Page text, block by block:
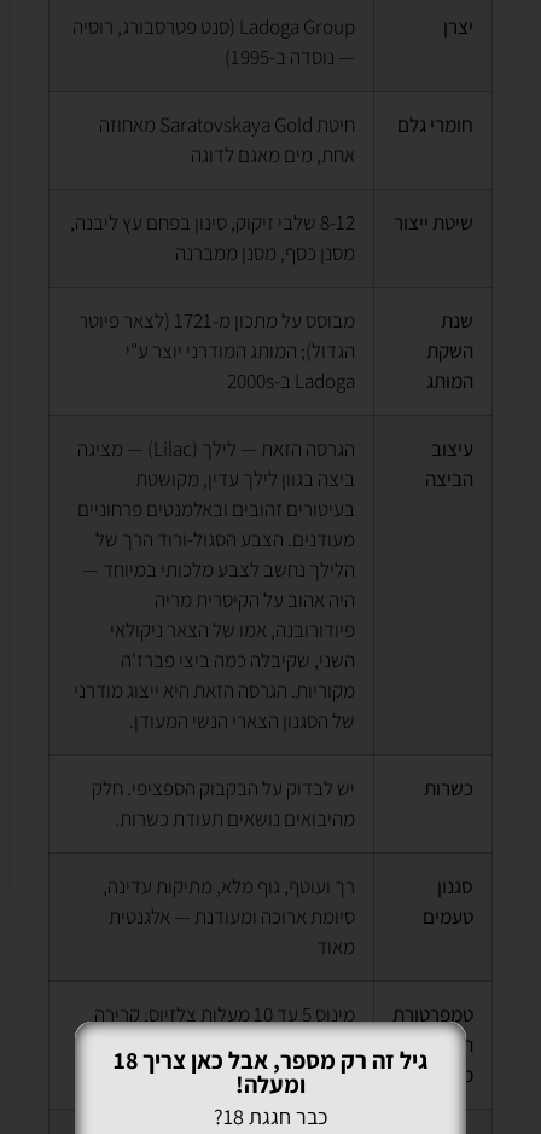
יצרן
Ladoga Group (סנט פטרסבורג, רוסיה
— נוסדה ב-1995)
חומרי גלם
חיטת Saratovskaya Gold מאחוזה
אחת, מים מאגם לדוגה
שיטת ייצור
8-12 שלבי זיקוק, סינון בפחם עץ ליבנה,
מסנן כסף, מסנן ממברנה
שנת
השקת
המותג
מבוסס על מתכון מ-1721 (לצאר פיוטר
הגדול); המותג המודרני יוצר ע"י
Ladoga ב-2000s
עיצוב
הביצה
הגרסה הזאת — לילך (Lilac) — מציגה
ביצה בגוון לילך עדין, מקושטת
בעיטורים זהובים ובאלמנטים פרחוניים
מעודנים. הצבע הסגול-ורוד הרך של
הלילך נחשב לצבע מלכותי במיוחד —
היה אהוב על הקיסרית מריה
פיודורובנה, אמו של הצאר ניקולאי
השני, שקיבלה כמה ביצי פברז'ה
מקוריות. הגרסה הזאת היא ייצוג מודרני
של הסגנון הצארי הנשי המעודן.
כשרות
יש לבדוק על הבקבוק הספציפי. חלק
מהיבואים נושאים תעודת כשרות.
סגנון
טעמים
רך ועוטף, גוף מלא, מתיקות עדינה,
סיומת ארוכה ומעודנת — אלגנטית
מאוד
טמפרטורת
הגשה
מומלצת
מינוס 5 עד 10 מעלות צלזיוס; קרירה
אבל לא קפואה לחלוטין
גיל זה רק מספר, אבל כאן צריך 18
ומעלה!
כבר חגגת 18?